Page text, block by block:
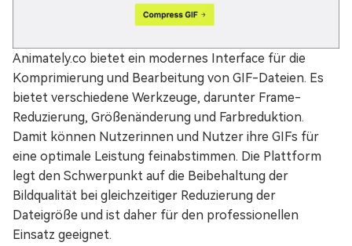
Animately.co bietet ein modernes Interface für die
Komprimierung und Bearbeitung von GIF-Dateien. Es
bietet verschiedene Werkzeuge, darunter Frame-
Reduzierung, Größenänderung und Farbreduktion.
Damit können Nutzerinnen und Nutzer ihre GIFs für
eine optimale Leistung feinabstimmen. Die Plattform
legt den Schwerpunkt auf die Beibehaltung der
Bildqualität bei gleichzeitiger Reduzierung der
Dateigröße und ist daher für den professionellen
Einsatz geeignet.